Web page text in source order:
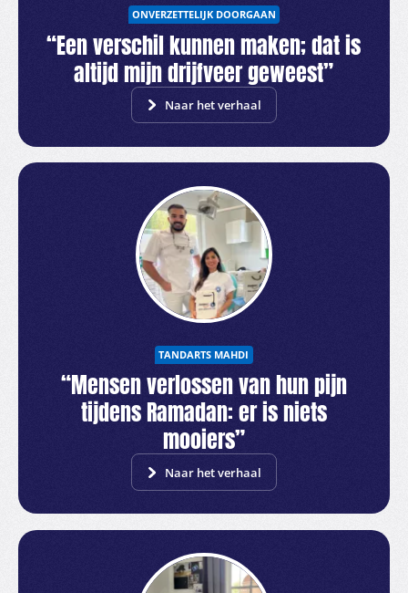
ONVERZETTELIJK DOORGAAN
“Een verschil kunnen maken; dat is
altijd mijn drijfveer geweest”
Naar het verhaal
TANDARTS MAHDI
“Mensen verlossen van hun pijn
tijdens Ramadan: er is niets
mooiers”
Naar het verhaal